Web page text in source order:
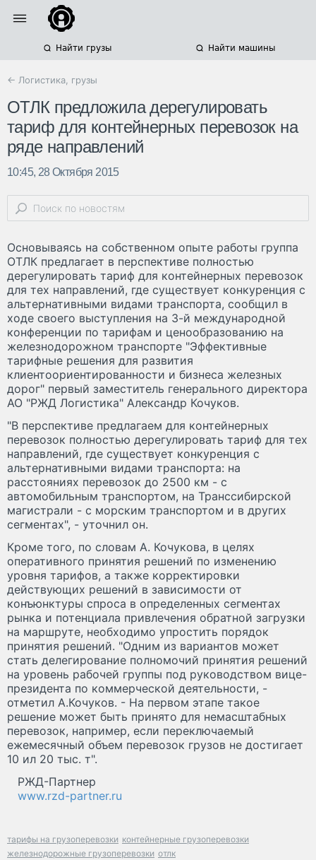
Найти грузы Найти машины
← Логистика, грузы
ОТЛК предложила дерегулировать
тариф для контейнерных перевозок на
ряде направлений
10:45, 28 Октября 2015
Основываясь на собственном опыте работы группа
ОТЛК предлагает в перспективе полностью
дерегулировать тариф для контейнерных перевозок
для тех направлений, где существует конкуренция с
альтернативными видами транспорта, сообщил в
ходе своего выступления на 3-й международной
конференции по тарифам и ценообразованию на
железнодорожном транспорте "Эффективные
тарифные решения для развития
клиентоориентированности и бизнеса железных
дорог" первый заместитель генерального директора
АО "РЖД Логистика" Александр Кочуков.
"В перспективе предлагаем для контейнерных
перевозок полностью дерегулировать тариф для тех
направлений, где существует конкуренция с
альтернативными видами транспорта: на
расстояниях перевозок до 2500 км - с
автомобильным транспортом, на Транссибирской
магистрали - с морским транспортом и в других
сегментах", - уточнил он.
Кроме того, по словам А. Кочукова, в целях
оперативного принятия решений по изменению
уровня тарифов, а также корректировки
действующих решений в зависимости от
конъюнктуры спроса в определенных сегментах
рынка и потенциала привлечения обратной загрузки
на маршруте, необходимо упростить порядок
принятия решений. "Одним из вариантов может
стать делегирование полномочий принятия решений
на уровень рабочей группы под руководством вице-
президента по коммерческой деятельности, -
отметил А.Кочуков. - На первом этапе такое
решение может быть принято для немасштабных
перевозок, например, если переключаемый
ежемесячный объем перевозок грузов не достигает
10 ил 20 тыс. т".
РЖД-Партнер
www.rzd-partner.ru
тарифы на грузоперевозки контейнерные грузоперевозки
железнодорожные грузоперевозки отлк